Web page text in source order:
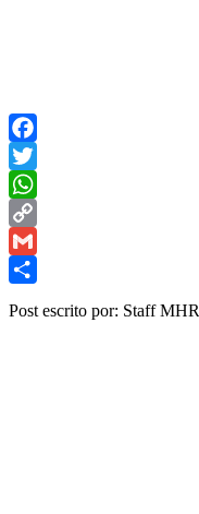
Facebook
Twitter
WhatsApp
Copy
Link
Gmail
Post escrito por: Staff MHR